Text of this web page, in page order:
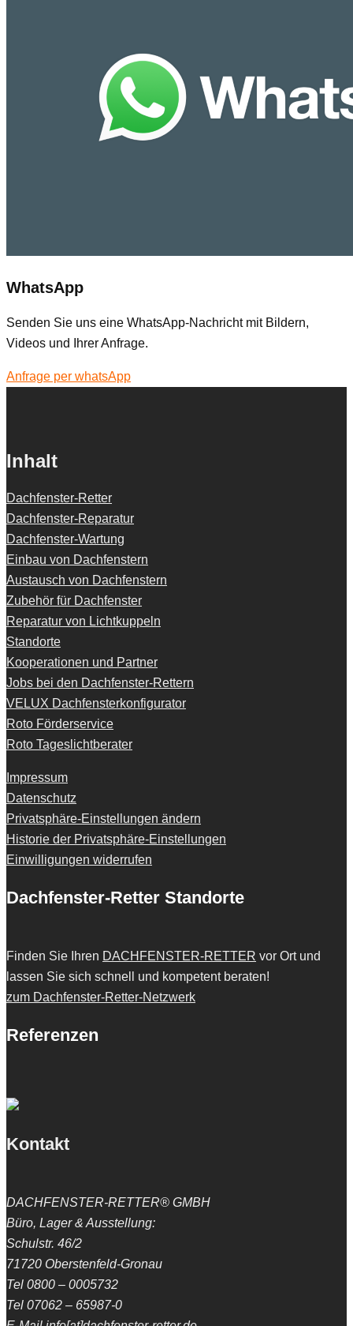
WhatsApp
Senden Sie uns eine WhatsApp-Nachricht mit Bildern,
Videos und Ihrer Anfrage.
Anfrage per whatsApp
Inhalt
Dachfenster-Retter
Dachfenster-Reparatur
Dachfenster-Wartung
Einbau von Dachfenstern
Austausch von Dachfenstern
Zubehör für Dachfenster
Reparatur von Lichtkuppeln
Standorte
Kooperationen und Partner
Jobs bei den Dachfenster-Rettern
VELUX Dachfensterkonfigurator
Roto Förderservice
Roto Tageslichtberater
Impressum
Datenschutz
Privatsphäre-Einstellungen ändern
Historie der Privatsphäre-Einstellungen
Einwilligungen widerrufen
Dachfenster-Retter Standorte
Finden Sie Ihren DACHFENSTER-RETTER vor Ort und
lassen Sie sich schnell und kompetent beraten!
zum Dachfenster-Retter-Netzwerk
Referenzen
Kontakt
DACHFENSTER-RETTER® GMBH
Büro, Lager & Ausstellung:
Schulstr. 46/2
71720 Oberstenfeld-Gronau
Tel 0800 – 0005732
Tel 07062 – 65987-0